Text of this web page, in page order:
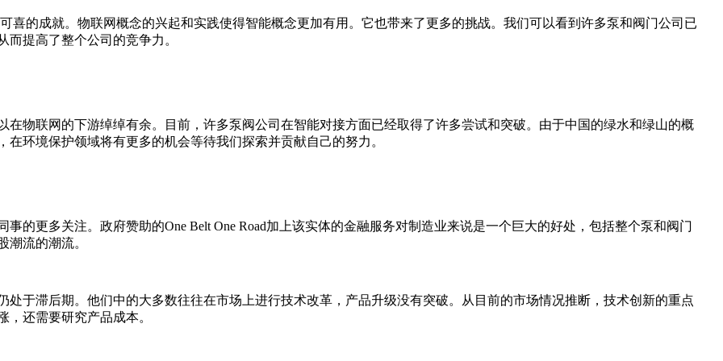
喜的成就。物联网概念的兴起和实践使得智能概念更加有用。它也带来了更多的挑战。我们可以看到许多泵和阀门公司已
提高了整个公司的竞争力。
物联网的下游绰绰有余。目前，许多泵阀公司在智能对接方面已经取得了许多尝试和突破。由于中国的绿水和绿山的概
环境保护领域将有更多的机会等待我们探索并贡献自己的努力。
的更多关注。政府赞助的One Belt One Road加上该实体的金融服务对制造业来说是一个巨大的好处，包括整个泵和阀门
潮流的潮流。
处于滞后期。他们中的大多数往往在市场上进行技术改革，产品升级没有突破。从目前的市场情况推断，技术创新的重点
还需要研究产品成本。